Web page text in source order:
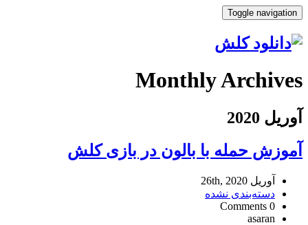
Toggle navigation
Monthly Archives
آوریل 2020
آموزش حمله با بالون در بازی کلش
آوریل 26th, 2020
دسته‌بندی نشده
0 Comments
asaran